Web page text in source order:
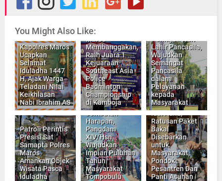
You Might Also Like:
Kapolres Maros
Ucapkan
Selamat
Iduladha 1447
H, Ajak Warga
Teladani Nilai
Keikhlasan
Nabi Ibrahim AS
Personel Polres
Membanggakan,
Raih Juara 1
Kejuaraan
Southeast Asia
Police
Badminton
Championship
di Kamboja
Lahir Pancasila,
Wujudkan
Semangat
Pancasila
dalam
Pelayanan
kepada
Masyarakat
Patroli Perintis
Presisi Sat
Samapta Polres
Maros
Amankan Objek
Wisata Pasca
Iduladha
Dari Gondola ke
Harapan,
Pangdam
XIV/Hsn
Wujudkan
Impian Puluhan
Tahun
Masyarakat
Tompobulu
Polres Maros
Kurban 10 Ekor
Sapi Lebaran
Ratusan Paket
Bakal
Disebarkan
untuk
Masyarakat,
Pondok
Pesantren Dan
Panti Asuhan